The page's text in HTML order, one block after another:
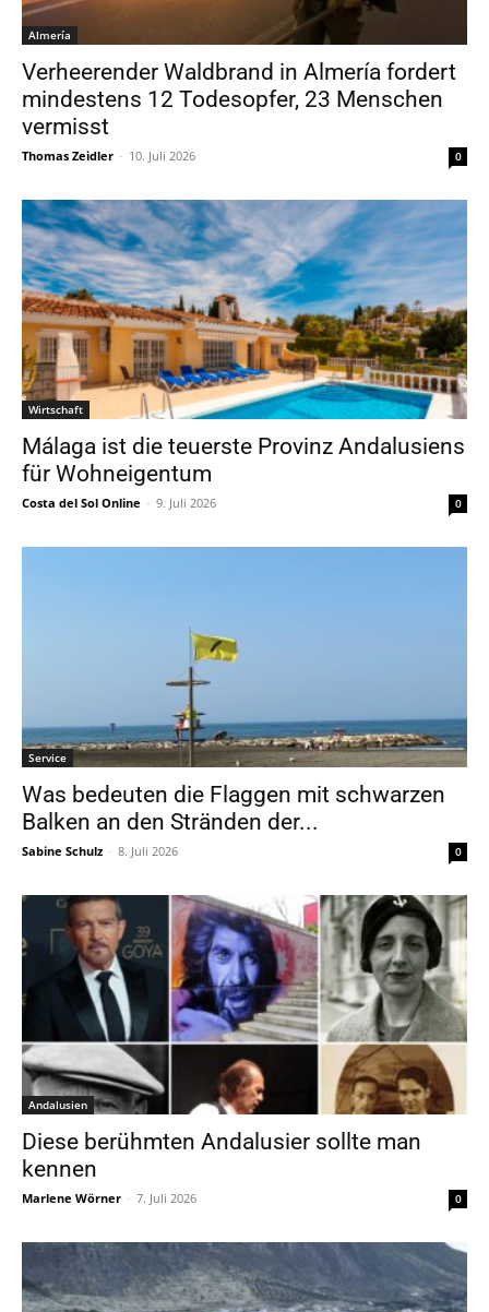
Almería
Verheerender Waldbrand in Almería fordert
mindestens 12 Todesopfer, 23 Menschen
vermisst
Thomas Zeidler - 10. Juli 2026 0
Wirtschaft
Málaga ist die teuerste Provinz Andalusiens
für Wohneigentum
Costa del Sol Online - 9. Juli 2026 0
Service
Was bedeuten die Flaggen mit schwarzen
Balken an den Stränden der...
Sabine Schulz - 8. Juli 2026 0
Andalusien
Diese berühmten Andalusier sollte man
kennen
Marlene Wörner - 7. Juli 2026 0